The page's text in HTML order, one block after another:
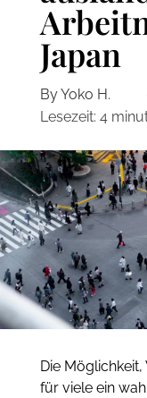
Japan
By Yoko H.
Lesezeit: 4
Die
für viele ein